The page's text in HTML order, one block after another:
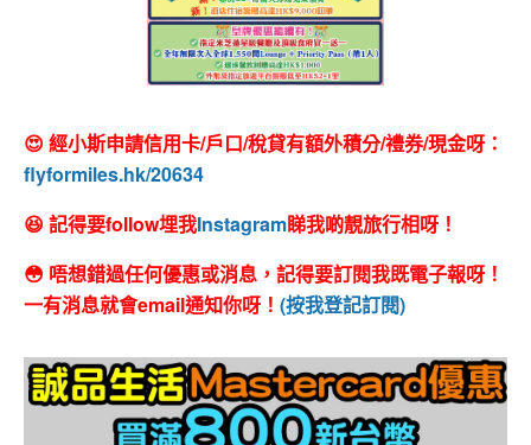
😍 經小斯申請信用卡/戶口/稅貸有額外積分/禮券/現金呀：
flyformiles.hk/20634
😆 記得要follow埋我Instagram睇我啲靚旅行相呀！
😳 唔想錯過任何優惠或消息，記得要訂閱我既電子報呀！
一有消息就會email通知你呀！ (按我登記訂閱)